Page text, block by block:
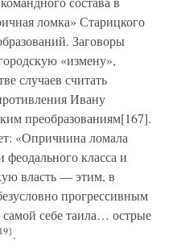
ломка» Старицкого
Заговоры
«измену»,
случаев считать
Ивану
преобразованиям[167].
«Опричнина ломала
класса и
власть — этим, в
прогрессивным
себе таила… острые
.